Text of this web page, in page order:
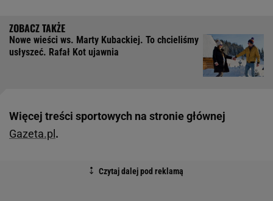
Nowe wieści ws. Marty Kubackiej. To chcieliśmy
usłyszeć. Rafał Kot ujawnia
Więcej treści sportowych na stronie głównej
Gazeta.pl .